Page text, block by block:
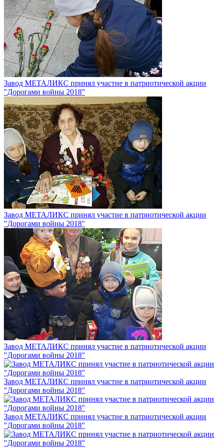
Завод МЕТАЛИКС принял участие в патриотической акции
"Дорогами войны 2018"
Завод МЕТАЛИКС принял участие в патриотической акции
"Дорогами войны 2018"
Завод МЕТАЛИКС принял участие в патриотической акции
"Дорогами войны 2018"
Завод МЕТАЛИКС принял участие в патриотической акции
"Дорогами войны 2018"
Завод МЕТАЛИКС принял участие в патриотической акции
"Дорогами войны 2018"